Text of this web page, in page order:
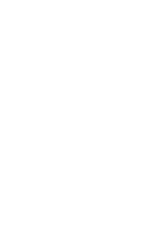
Berufsausbildung –